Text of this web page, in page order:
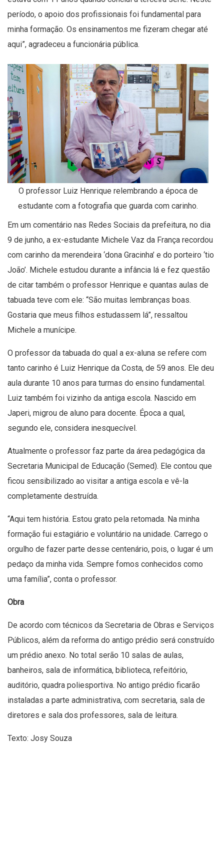
período, o apoio dos profissionais foi fundamental para
minha formação. Os ensinamentos me fizeram chegar até
aqui”, agradeceu a funcionária pública.
O professor Luiz Henrique relembrando a época de
estudante com a fotografia que guarda com carinho.
Em um comentário nas Redes Sociais da prefeitura, no dia
9 de junho, a ex-estudante Michele Vaz da França recordou
com carinho da merendeira ‘dona Gracinha’ e do porteiro ‘tio
João’. Michele estudou durante a infância lá e fez questão
de citar também o professor Henrique e quantas aulas de
tabuada teve com ele: “São muitas lembranças boas.
Gostaria que meus filhos estudassem lá”, ressaltou
Michele a munícipe.
O professor da tabuada do qual a ex-aluna se refere com
tanto carinho é Luiz Henrique da Costa, de 59 anos. Ele deu
aula durante 10 anos para turmas do ensino fundamental.
Luiz também foi vizinho da antiga escola. Nascido em
Japeri, migrou de aluno para docente. Época a qual,
segundo ele, considera inesquecível.
Atualmente o professor faz parte da área pedagógica da
Secretaria Municipal de Educação (Semed). Ele contou que
ficou sensibilizado ao visitar a antiga escola e vê-la
completamente destruída.
“Aqui tem história. Estou grato pela retomada. Na minha
formação fui estagiário e voluntário na unidade. Carrego o
orgulho de fazer parte desse centenário, pois, o lugar é um
pedaço da minha vida. Sempre fomos conhecidos como
uma família”, conta o professor.
Obra
De acordo com técnicos da Secretaria de Obras e Serviços
Públicos, além da reforma do antigo prédio será construído
um prédio anexo. No total serão 10 salas de aulas,
banheiros, sala de informática, biblioteca, refeitório,
auditório, quadra poliesportiva. No antigo prédio ficarão
instaladas a parte administrativa, com secretaria, sala de
diretores e sala dos professores, sala de leitura.
Texto: Josy Souza